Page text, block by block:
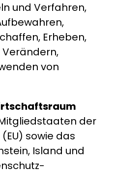
und Verfahren,
Erheben,
Verändern,
von
der
sowie das
Island und